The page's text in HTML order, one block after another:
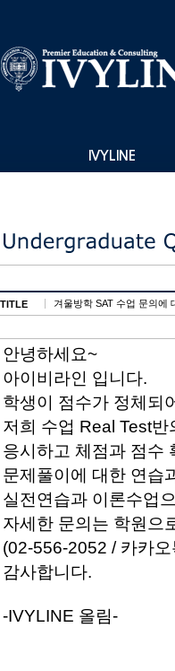
IVYLINE
TITLE 겨울방학 SAT 수업 문의에
안녕하세요~
아이비라인 입니다.
학생이 점수가 정체되
저희 수업 Real Test
응시하고 체점과 점수
문제풀이에 대한 연습
실전연습과 이론수업
자세한 문의는 학원으
(02-556-2052 / 카카
감사합니다.
-IVYLINE 올림-